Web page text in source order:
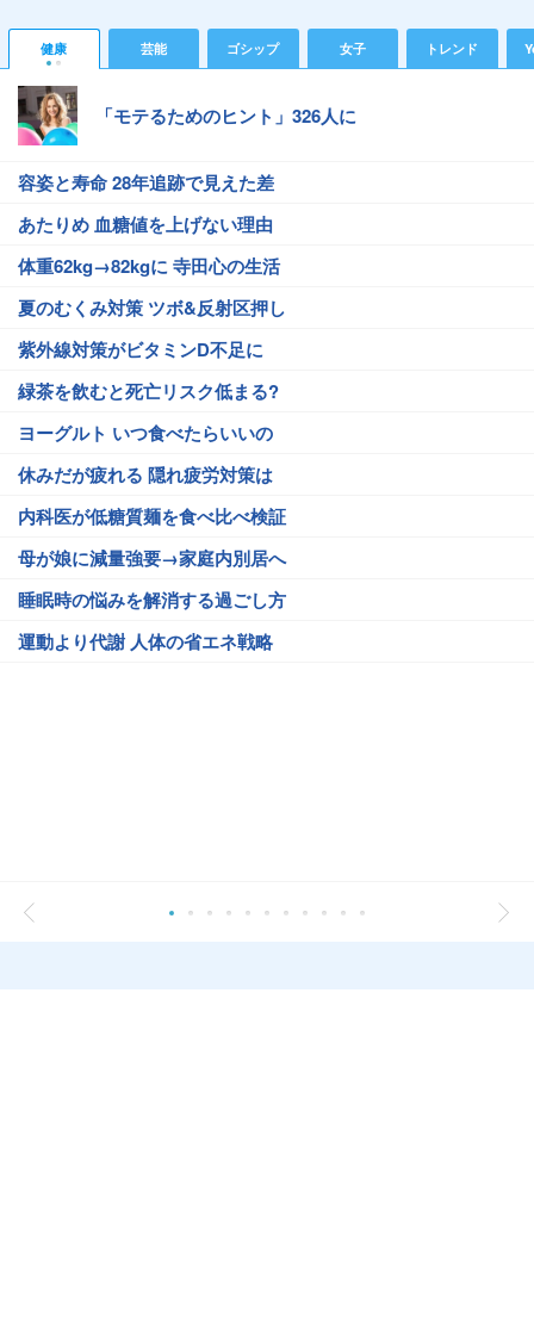
健康 芸能 ゴシップ 女子 トレンド
「モテるためのヒント」326人に
容姿と寿命 28年追跡で見えた差
あたりめ 血糖値を上げない理由
体重62kg→82kgに 寺田心の生活
夏のむくみ対策 ツボ&反射区押し
紫外線対策がビタミンD不足に
緑茶を飲むと死亡リスク低まる?
ヨーグルト いつ食べたらいいの
休みだが疲れる 隠れ疲労対策は
内科医が低糖質麺を食べ比べ検証
母が娘に減量強要→家庭内別居へ
睡眠時の悩みを解消する過ごし方
運動より代謝 人体の省エネ戦略